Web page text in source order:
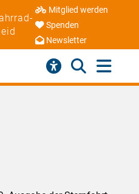
Mitglied werden
Spenden
Newsletter